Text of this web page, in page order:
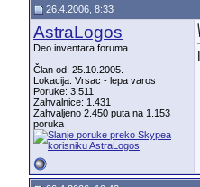
26.4.2006, 8:33
AstraLogos
Deo inventara foruma
Član od: 25.10.2005.
Lokacija: Vrsac - lepa varos
Poruke: 3.511
Zahvalnice: 1.431
Zahvaljeno 2.450 puta na 1.153
poruka